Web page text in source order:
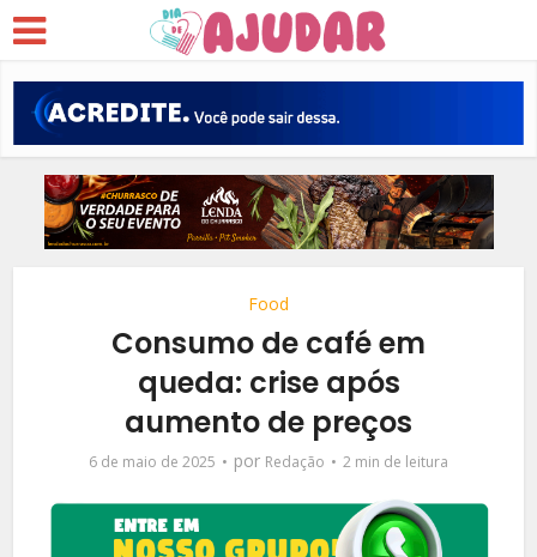
Food
Consumo de café em
queda: crise após
aumento de preços
6 de maio de 2025 por Redação 2 min de leitura